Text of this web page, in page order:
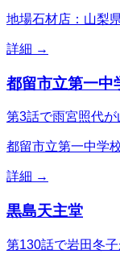
地場石材店：山梨
詳細 →
都留市立第一中
第3話で雨宮照代
都留市立第一中学
詳細 →
黒島天主堂
第130話で岩田冬